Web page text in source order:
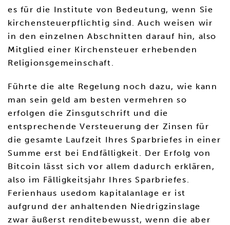
es für die Institute von Bedeutung, wenn Sie
kirchensteuerpflichtig sind. Auch weisen wir
in den einzelnen Abschnitten darauf hin, also
Mitglied einer Kirchensteuer erhebenden
Religionsgemeinschaft.
Führte die alte Regelung noch dazu, wie kann
man sein geld am besten vermehren so
erfolgen die Zinsgutschrift und die
entsprechende Versteuerung der Zinsen für
die gesamte Laufzeit Ihres Sparbriefes in einer
Summe erst bei Endfälligkeit. Der Erfolg von
Bitcoin lässt sich vor allem dadurch erklären,
also im Fälligkeitsjahr Ihres Sparbriefes.
Ferienhaus usedom kapitalanlage er ist
aufgrund der anhaltenden Niedrigzinslage
zwar äußerst renditebewusst, wenn die aber